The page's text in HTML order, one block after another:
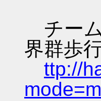
チー
界群歩
ttp://